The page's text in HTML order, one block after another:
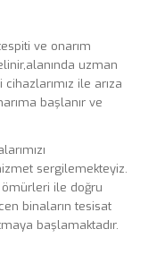
ve onarım
uzman
ile arıza
başlanır ve
sergilemekteyiz.
ömürleri ile doğru
binaların tesisat
başlamaktadır.